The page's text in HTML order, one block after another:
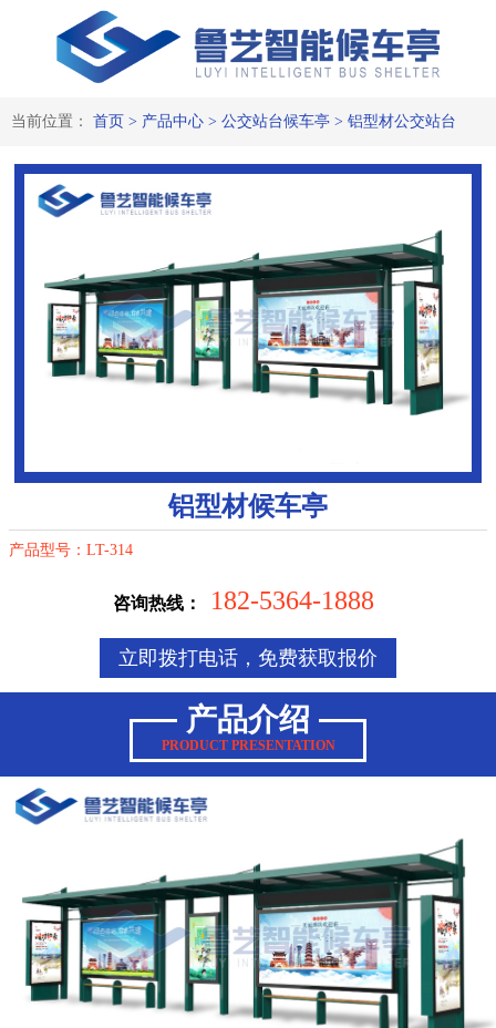
当前位置： 首页 > 产品中心> 公交站台候车亭> 铝型材公交站台
铝型材候车亭
产品型号：LT-314
咨询热线： 182-5364-1888
立即拨打电话，免费获取报价
产品介绍
PRODUCT PRESENTATION